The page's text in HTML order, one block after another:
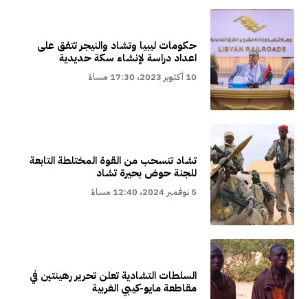
حكومات ليبيا وتشاد والنيجر تتفق على
اعداد دراسة لإنشاء سكة حديدية
10 أكتوبر 2023، 17:30 مساءً
تشاد تنسحب من القوة المختلطة التابعة
للجنة حوض بحيرة تشاد
5 نوفمبر 2024، 12:40 مساءً
السلطات التشادية تعلن تحرير رهينتين في
مقاطعة مايو-كيبي الغربية